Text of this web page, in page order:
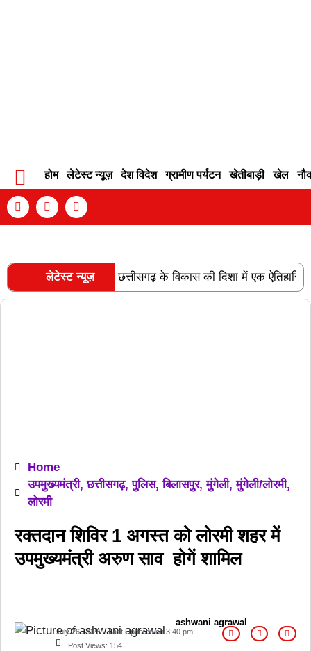
होम लेटेस्ट न्यूज़ देश विदेश ग्रामीण पर्यटन खेतीबाड़ी खेल
लेटेस्ट न्यूज़
रेल लाइन की स्वीकृति छत्तीसगढ़ के विकास की दिशा में एक ऐतिहासिक
RECENT POSTS
Home
उपमुख्यमंत्री,छत्तीसगढ़,पुलिस,बिलासपुर,मुंगेली,मुंगेली/लोरमी,
लोरमी
रक्तदान शिविर 1 अगस्त को लोरमी शहर में
उपमुख्यमंत्री अरुण साव होगें शामिल
ashwani agrawal
July 26, 2025 Last Updated on 3:40 pm
Post Views: 154